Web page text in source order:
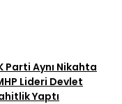
Parti Aynı Nikahta
Lideri Devlet
Yaptı